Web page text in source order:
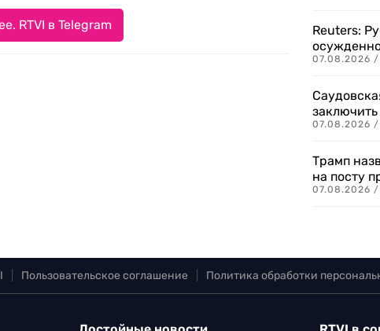
RTVI в Telegram
Reuters:
07.08.2026 /
07.08.2026 /
Трамп
на посту
07.08.2026 /
Пользовательское соглашение Политика обработки